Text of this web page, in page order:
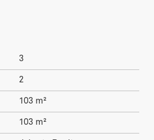
3
2
103 m²
103 m²